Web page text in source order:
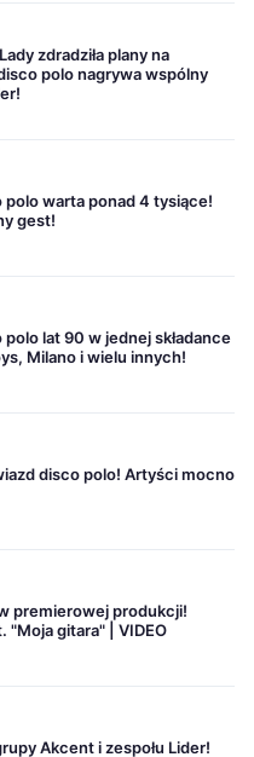
zdradziła plany na
polo nagrywa wspólny
polo warta ponad 4 tysiące!
gest!
lat 90 w jednej składance
Milano i wielu innych!
disco polo! Artyści mocno
premierowej produkcji!
gitara" | VIDEO
Akcent i zespołu Lider!